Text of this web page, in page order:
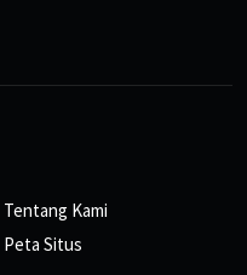
Tentang Kami
Peta Situs